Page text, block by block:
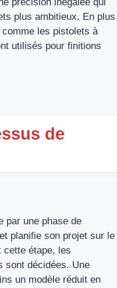
plus ambitieux. En plus
les pistolets à
utilisés pour finitions
de
par une phase de
planifie son projet sur le
cette étape, les
sont décidées. Une
un modèle réduit en